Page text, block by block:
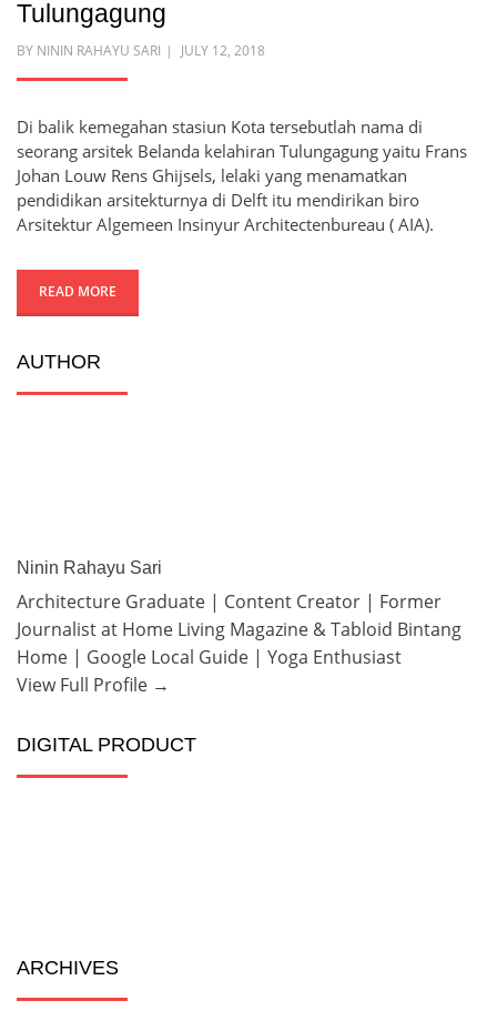
Tulungagung
BY NININ RAHAYU SARI
POSTED
JULY 12, 2018
Di balik kemegahan stasiun Kota tersebutlah nama di
seorang arsitek Belanda kelahiran Tulungagung yaitu Frans
Johan Louw Rens Ghijsels, lelaki yang menamatkan
pendidikan arsitekturnya di Delft itu mendirikan biro
Arsitektur Algemeen Insinyur Architectenbureau ( AIA).
READ MORE
AUTHOR
Ninin Rahayu Sari
Architecture Graduate | Content Creator | Former
Journalist at Home Living Magazine & Tabloid Bintang
Home | Google Local Guide | Yoga Enthusiast
View Full Profile →
DIGITAL PRODUCT
ARCHIVES